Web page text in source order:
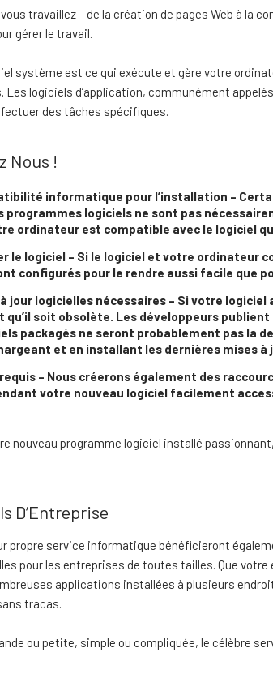
travaillez – de la création de pages Web à la
gérer le travail.
système est ce qui exécute et gère votre
logiciels d’application, communément
des tâches spécifiques.
Nous !
informatique pour l’installation –
programmes logiciels ne sont pas
ordinateur est compatible avec le logiciel
le logiciel – Si le logiciel et votre ordinateur
configurés pour le rendre aussi facile que
jour logicielles nécessaires – Si votre
qu’il soit obsolète. Les développeurs
packagés ne seront probablement pas la
et en installant les dernières mises à
– Nous créerons également des
votre nouveau logiciel facilement
nouveau programme logiciel installé
D’Entreprise
propre service informatique bénéficieront
pour les entreprises de toutes tailles. Que
applications installées à plusieurs
tracas.
ou petite, simple ou compliquée, le célèbre